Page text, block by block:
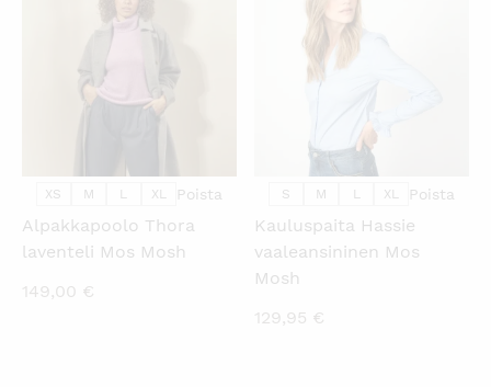
XS M XL Poista
Alpakkapoolo Thora
laventeli Mos Mosh
149,00 €
S M XL Poista
Kauluspaita Hassie
vaaleansininen Mos
Mosh
129,95 €